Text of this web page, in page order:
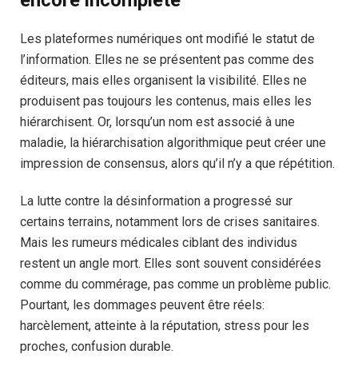
Les plateformes numériques ont modifié le statut de
l’information. Elles ne se présentent pas comme des
éditeurs, mais elles organisent la visibilité. Elles ne
produisent pas toujours les contenus, mais elles les
hiérarchisent. Or, lorsqu’un nom est associé à une
maladie, la hiérarchisation algorithmique peut créer une
impression de consensus, alors qu’il n’y a que répétition.
La lutte contre la désinformation a progressé sur
certains terrains, notamment lors de crises sanitaires.
Mais les rumeurs médicales ciblant des individus
restent un angle mort. Elles sont souvent considérées
comme du commérage, pas comme un problème public.
Pourtant, les dommages peuvent être réels:
harcèlement, atteinte à la réputation, stress pour les
proches, confusion durable.